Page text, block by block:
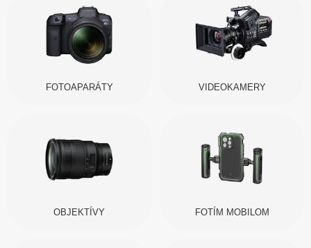
FOTOAPARÁTY VIDEOKAMERY
OBJEKTÍVY FOTÍM MOBILOM